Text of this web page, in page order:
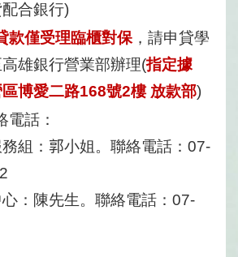
合銀行)
款僅受理臨櫃對保 ，請申貸學
雄銀行營業部辦理(指定據
博愛二路168號2樓 放款部)
電話：
組： 郭小姐。聯絡電話：07-
：陳先生。聯絡電話：07-